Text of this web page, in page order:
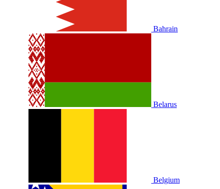
Bahrain
Belarus
Belgium